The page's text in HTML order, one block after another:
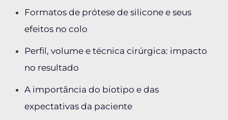
Formatos de prótese de silicone e seus
efeitos no colo
Perfil, volume e técnica cirúrgica: impacto
no resultado
A importância do biotipo e das
expectativas da paciente